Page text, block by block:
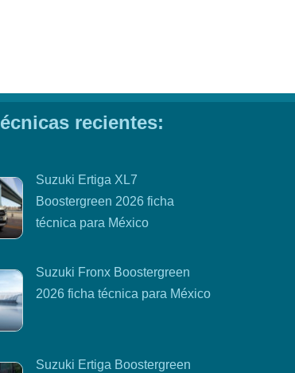
recientes:
Suzuki Ertiga XL7
Boostergreen 2026 ficha
técnica para México
Suzuki Fronx Boostergreen
2026 ficha técnica para México
Suzuki Ertiga Boostergreen